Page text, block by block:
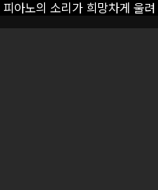
피아노의 소리가 희망차게 울려